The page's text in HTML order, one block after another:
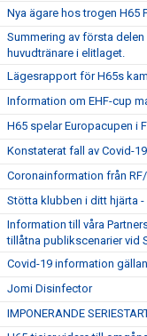
Nya ägare hos trogen H65
Summering av första
huvudtränare i elitlaget.
Lägesrapport för H65s
Information om EHF-cup
H65 spelar Europacupen i
Konstaterat fall av Covid-
Coronainformation från
Stötta klubben i ditt hjärta
Information till våra
tillåtna publikscenarier vid
Covid-19 information
Jomi Disinfector
IMPONERANDE